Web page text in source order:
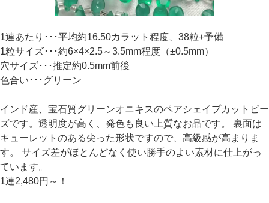
1連あたり･･･平均約16.50カラット程度、38粒+予備
1粒サイズ･･･約6×4×2.5～3.5mm程度（±0.5mm）
穴サイズ･･･推定約0.5mm前後
色合い･･･グリーン
インド産、宝石質グリーンオニキスのペアシェイプカットビー
ズです。透明度が高く、発色も良い上質なお品です。 裏面は
キューレットのある尖った形状ですので、高級感が高まりま
す。 サイズ差がほとんどなく使い勝手のよい素材に仕上がっ
ています。
1連2,480円～！